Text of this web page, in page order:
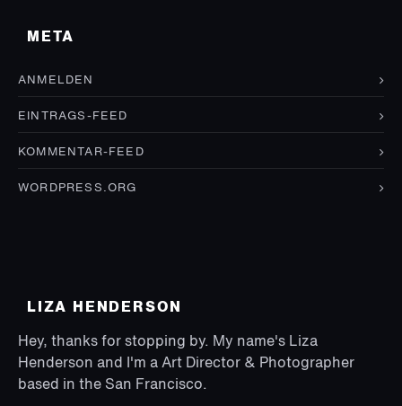
META
ANMELDEN
EINTRAGS-FEED
KOMMENTAR-FEED
WORDPRESS.ORG
LIZA HENDERSON
Hey, thanks for stopping by. My name's Liza
Henderson and I'm a Art Director & Photographer
based in the San Francisco.